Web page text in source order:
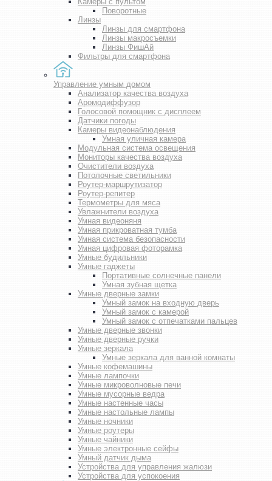
Поворотные
Линзы
Линзы для смартфона
Линзы макросъемки
Линзы ФишАй
Фильтры для смартфона
Управление умным домом
Анализатор качества воздуха
Аромодиффузор
Голосовой помощник с дисплеем
Датчики погоды
Камеры видеонаблюдения
Умная уличная камера
Модульная система освещения
Мониторы качества воздуха
Очистители воздуха
Потолочные светильники
Роутер-маршрутизатор
Роутер-репитер
Термометры для мяса
Увлажнители воздуха
Умная видеоняня
Умная прикроватная тумба
Умная система безопасности
Умная цифровая фоторамка
Умные будильники
Умные гаджеты
Портативные солнечные панели
Умная зубная щетка
Умные дверные замки
Умный замок на входную дверь
Умный замок с камерой
Умный замок с отпечатками пальцев
Умные дверные звонки
Умные дверные ручки
Умные зеркала
Умные зеркала для ванной комнаты
Умные кофемашины
Умные лампочки
Умные микроволновые печи
Умные мусорные ведра
Умные настенные часы
Умные настольные лампы
Умные ночники
Умные роутеры
Умные чайники
Умные электронные сейфы
Умный датчик дыма
Устройства для управления жалюзи
Устройства для успокоения